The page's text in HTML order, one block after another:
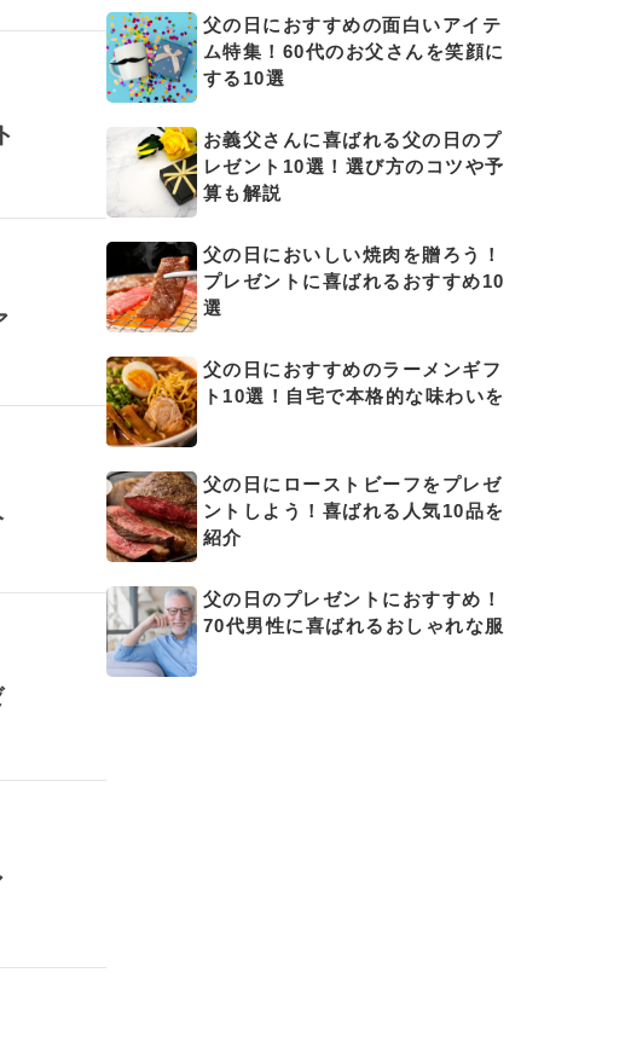
父の日におすすめの面白いアイテ
ム特集！60代のお父さんを笑顔に
する10選
お義父さんに喜ばれる父の日のプ
レゼント10選！選び方のコツや予
算も解説
父の日においしい焼肉を贈ろう！
プレゼントに喜ばれるおすすめ10
選
父の日におすすめのラーメンギフ
ト10選！自宅で本格的な味わいを
父の日にローストビーフをプレゼ
ントしよう！喜ばれる人気10品を
紹介
父の日のプレゼントにおすすめ！
70代男性に喜ばれるおしゃれな服